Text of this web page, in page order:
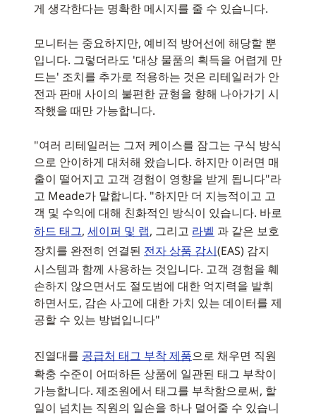
게 생각한다는 명확한 메시지를 줄 수 있습니다.
모니터는 중요하지만, 예비적 방어선에 해당할 뿐
입니다. 그렇더라도 '대상 물품의 획득을 어렵게 만
드는' 조치를 추가로 적용하는 것은 리테일러가 안
전과 판매 사이의 불편한 균형을 향해 나아가기 시
작했을 때만 가능합니다.
"여러 리테일러는 그저 케이스를 잠그는 구식 방식
으로 안이하게 대처해 왔습니다. 하지만 이러면 매
출이 떨어지고 고객 경험이 영향을 받게 됩니다"라
고 Meade가 말합니다. "하지만 더 지능적이고 고
객 및 수익에 대해 친화적인 방식이 있습니다. 바로
하드 태그, 세이퍼 및 랩, 그리고 라벨 과 같은 보호
장치를 완전히 연결된 전자 상품 감시(EAS) 감지
시스템과 함께 사용하는 것입니다. 고객 경험을 훼
손하지 않으면서도 절도범에 대한 억지력을 발휘
하면서도, 감손 사고에 대한 가치 있는 데이터를 제
공할 수 있는 방법입니다"
진열대를 공급처 태그 부착 제품으로 채우면 직원
확충 수준이 어떠하든 상품에 일관된 태그 부착이
가능합니다. 제조원에서 태그를 부착함으로써, 할
일이 넘치는 직원의 일손을 하나 덜어줄 수 있습니